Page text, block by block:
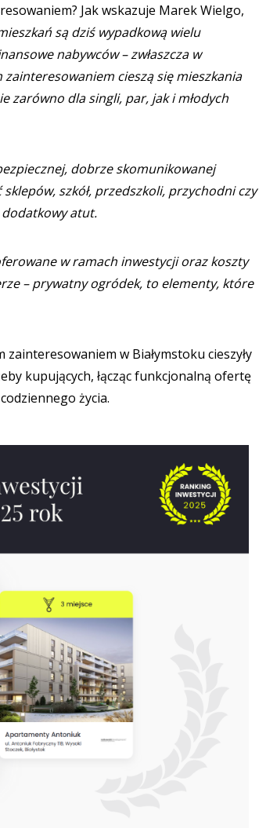
Jak wskazuje Marek Wielgo,
są dziś wypadkową wielu
nabywców – zwłaszcza w
cieszą się mieszkania
zarówno dla singli, par, jak i młodych
dobrze skomunikowanej
szkół, przedszkoli, przychodni czy
atut.
w ramach inwestycji oraz koszty
– prywatny ogródek, to elementy, które
w Białymstoku cieszyły
kupujących, łącząc funkcjonalną ofertę
życia.